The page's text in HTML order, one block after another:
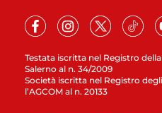
Testata iscritta nel Registro
Salerno al n. 34/2009
Società iscritta nel Registro
l’AGCOM al n. 20133